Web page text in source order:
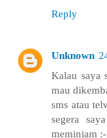
Reply
Unknown
Kalau saya
mau
sms atau
segera
meminjam